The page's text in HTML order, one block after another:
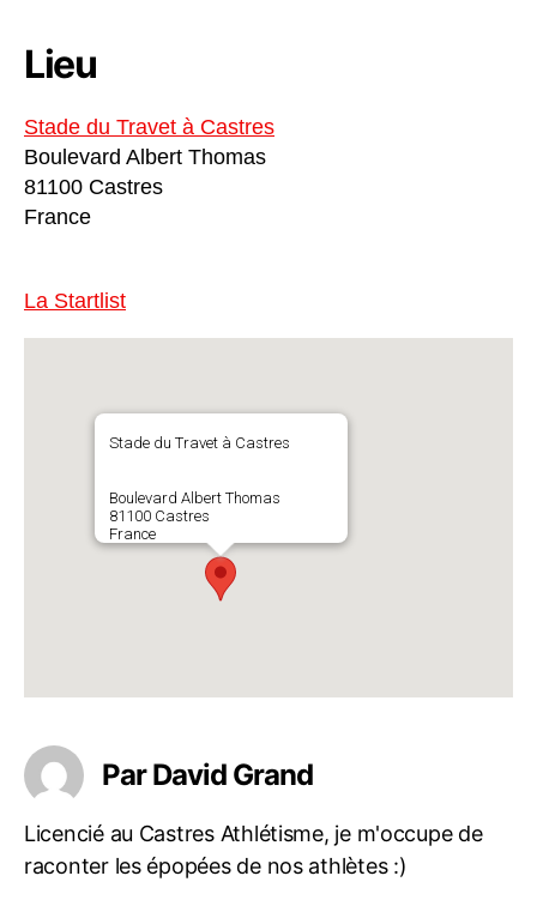
Lieu
Stade du Travet à Castres
Boulevard Albert Thomas
81100 Castres
France
La Startlist
Stade du Travet à Castres
Boulevard Albert Thomas
81100 Castres
France
Par David Grand
Licencié au Castres Athlétisme, je m'occupe de
raconter les épopées de nos athlètes :)